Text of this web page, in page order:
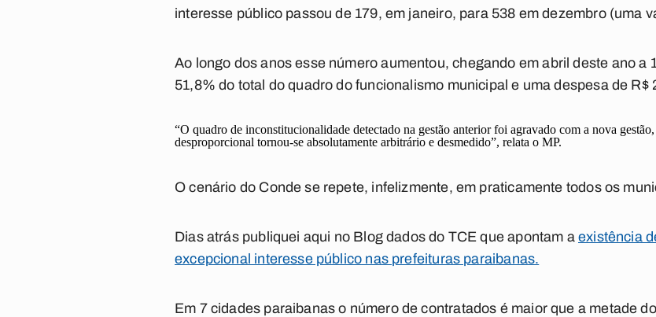
interesse público passou de 179, em janeiro, para 538 em dezembro (uma
Ao longo dos anos esse número aumentou, chegando em abril deste ano a
51,8% do total do quadro do funcionalismo municipal e uma despesa de R$
“O quadro de inconstitucionalidade detectado na gestão anterior foi agravado com a nova
desproporcional tornou-se absolutamente arbitrário e desmedido”, relata o MP.
O cenário do Conde se repete, infelizmente, em praticamente todos os
Dias atrás publiquei aqui no Blog dados do TCE que apontam a existência
excepcional interesse público nas prefeituras paraibanas.
Em 7 cidades paraibanas o número de contratados é maior que a metade